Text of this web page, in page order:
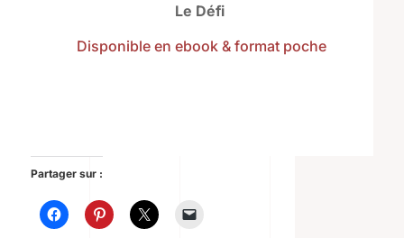
Le Défi
Disponible en ebook & format poche
Partager sur :